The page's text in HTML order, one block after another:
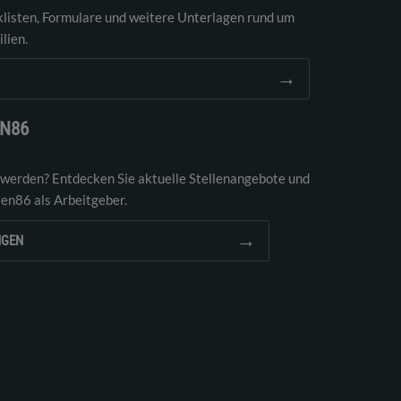
Formulare und weitere Unterlagen rund um
→
Entdecken Sie aktuelle Stellenangebote und
als Arbeitgeber.
→